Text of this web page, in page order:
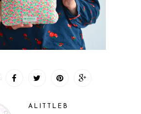
ALITTLEB